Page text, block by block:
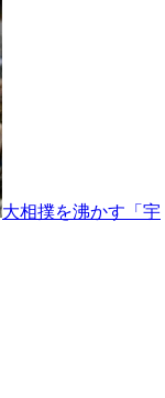
大相撲を沸かす「宇